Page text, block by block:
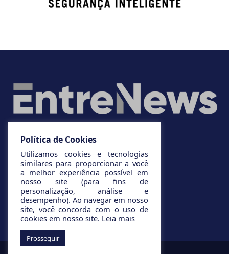
Política de Cookies
Utilizamos cookies e tecnologias
similares para proporcionar a você
a melhor experiência possível em
nosso site (para fins de
personalização, análise e
desempenho). Ao navegar em nosso
site, você concorda com o uso de
cookies em nosso site. Leia mais
Prosseguir